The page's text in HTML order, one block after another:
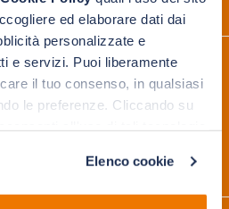
ed elaborare dati dai
personalizzate e
e servizi. Puoi liberamente
il tuo consenso, in qualsiasi
le preferenze. Cliccando su
cookie tecnici.
Elenco cookie
VENDITA